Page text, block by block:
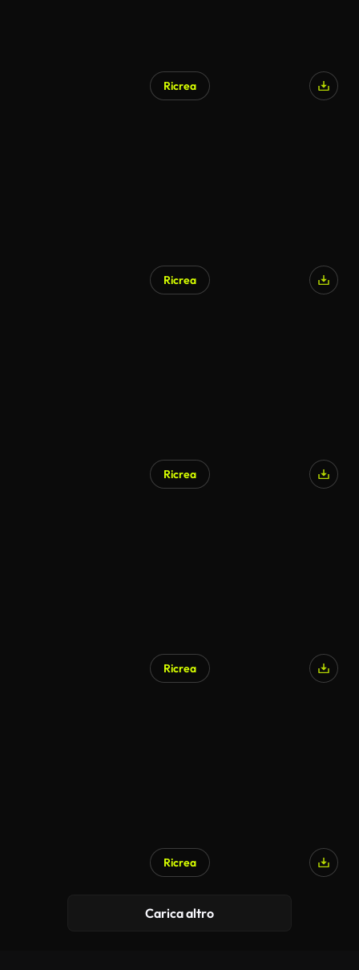
Ricrea
Ricrea
Ricrea
Ricrea
Ricrea
Carica altro